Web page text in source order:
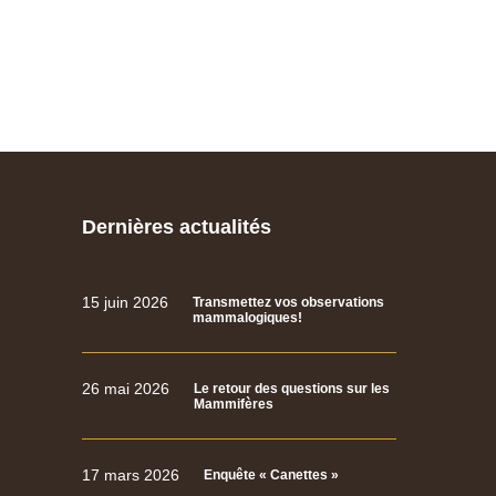
Dernières actualités
15 juin 2026
Transmettez vos observations
mammalogiques!
26 mai 2026
Le retour des questions sur les
Mammifères
17 mars 2026 Enquête « Canettes »